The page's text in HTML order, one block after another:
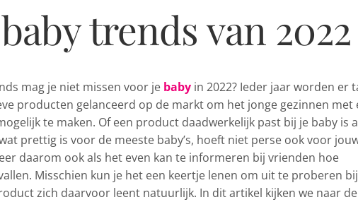
trends van 2022
mag je niet missen voor je baby in 2022? Ieder jaar worden er
producten gelanceerd op de markt om het jonge gezinnen met
te maken. Of een product daadwerkelijk past bij je baby is
prettig is voor de meeste baby’s, hoeft niet perse ook voor
daarom ook als het even kan te informeren bij vrienden hoe
Misschien kun je het een keertje lenen om uit te proberen bij
zich daarvoor leent natuurlijk. In dit artikel kijken we naar de